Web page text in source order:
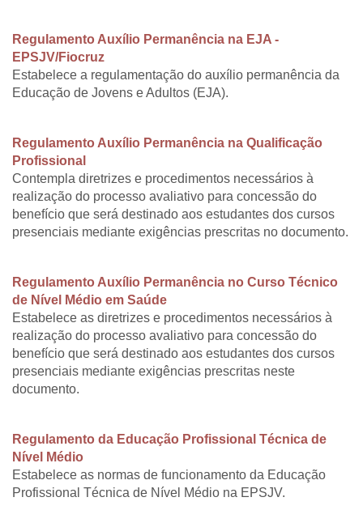
Regulamento Auxílio Permanência na EJA -
EPSJV/Fiocruz
Estabelece a regulamentação do auxílio permanência da
Educação de Jovens e Adultos (EJA).
Regulamento Auxílio Permanência na Qualificação
Profissional
Contempla diretrizes e procedimentos necessários à
realização do processo avaliativo para concessão do
benefício que será destinado aos estudantes dos cursos
presenciais mediante exigências prescritas no documento.
Regulamento Auxílio Permanência no Curso Técnico
de Nível Médio em Saúde
Estabelece as diretrizes e procedimentos necessários à
realização do processo avaliativo para concessão do
benefício que será destinado aos estudantes dos cursos
presenciais mediante exigências prescritas neste
documento.
Regulamento da Educação Profissional Técnica de
Nível Médio
Estabelece as normas de funcionamento da Educação
Profissional Técnica de Nível Médio na EPSJV.